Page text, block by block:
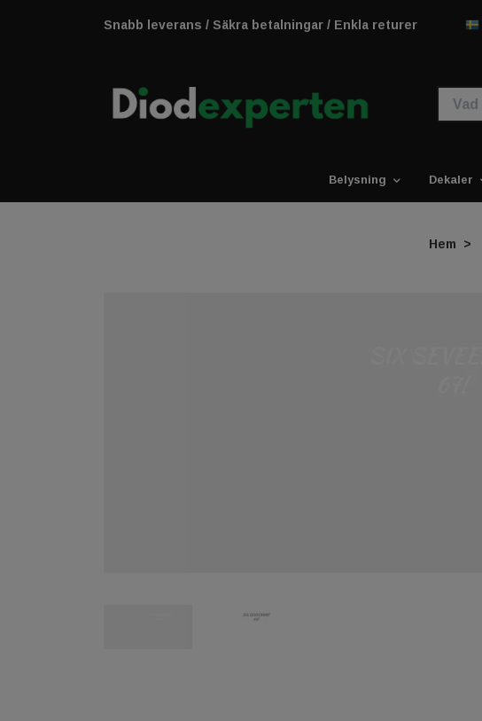
Snabb leverans / Säkra betalningar / Enkla returer
Belysning Dekaler
Hem